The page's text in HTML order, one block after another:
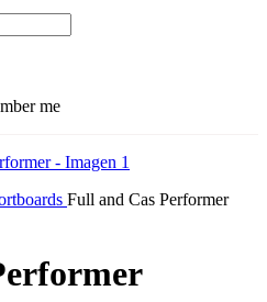
me
Full and Cas Performer